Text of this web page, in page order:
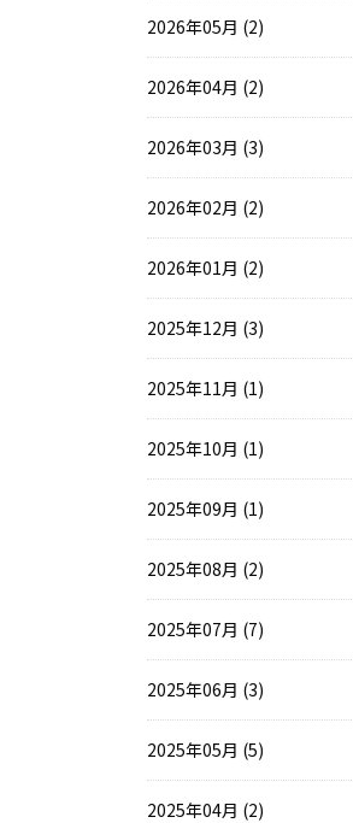
2026年05月 (2)
2026年04月 (2)
2026年03月 (3)
2026年02月 (2)
2026年01月 (2)
2025年12月 (3)
2025年11月 (1)
2025年10月 (1)
2025年09月 (1)
2025年08月 (2)
2025年07月 (7)
2025年06月 (3)
2025年05月 (5)
2025年04月 (2)